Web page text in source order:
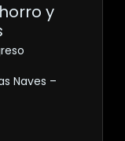
y
Naves –